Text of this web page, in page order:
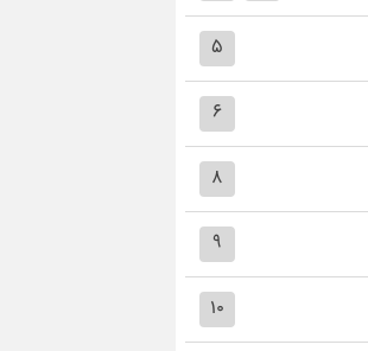
۵
۶
۸
۹
۱۰